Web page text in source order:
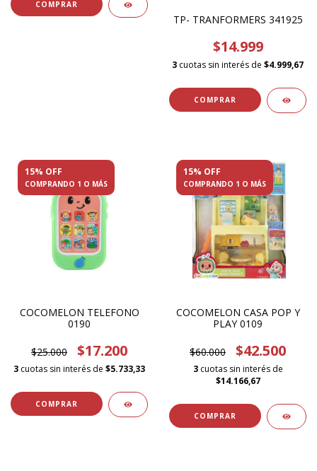
TP- TRANFORMERS 341925
$14.999
3 cuotas sin interés de $4.999,67
15% OFF
COMPRANDO 1 O MÁS
COCOMELON TELEFONO
0190
$25.000 $17.200
3 cuotas sin interés de $5.733,33
15% OFF
COMPRANDO 1 O MÁS
COCOMELON CASA POP Y
PLAY 0109
$60.000 $42.500
3 cuotas sin interés de
$14.166,67